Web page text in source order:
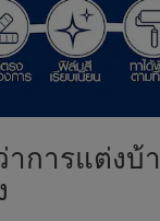
าการแต่ง